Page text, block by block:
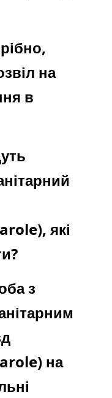
на
в
які
з
на